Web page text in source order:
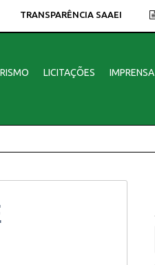
TRANSPARÊNCIA SAAEI
LICITAÇÕES IMPRENSA